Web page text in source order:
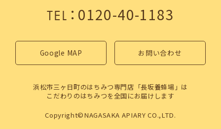
TEL：0120-40-1183
Google MAP お問い合わせ
浜松市三ヶ日町のはちみつ専門店「長坂養蜂場」は
こだわりのはちみつを全国にお届けします
Copyright©NAGASAKA APIARY CO.,LTD.